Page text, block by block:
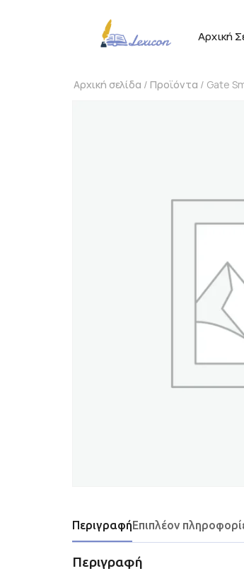
Αρχική
Αρχική σελίδα / Προϊόντα / Gate
ΠεριγραφήΕπιπλέον
Περιγραφή